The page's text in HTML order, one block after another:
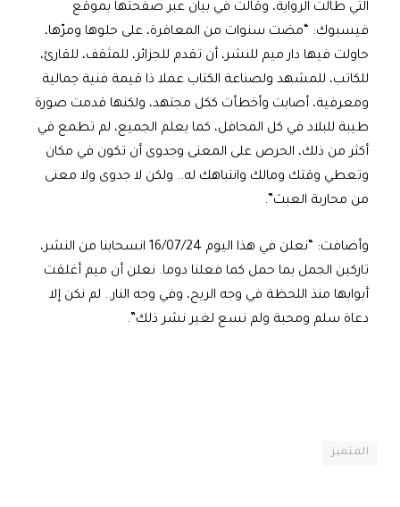
التي طالت الرواية، وقالت في بيان عبر صفحتها بموقع
فيسبوك: “مضت سنوات من المعافرة، على حلوها ومرّها،
حاولت فيها دار ميم للنشر، أن تقدم للجزائر، للمثقف، للقارئ،
للكاتب، للمشهد ولصناعة الكتاب عملا ذا قيمة فنية جمالية
ومعرفية، أصابت وأخطأت ككل مجتهد، ولكنها قدمت صورة
طيبة للبلاد في كل المحافل، كما يعلم الجميع، لم تطمع في
أكثر من ذلك، الحرص على المعنى وجدوى أن تكون في مكان
وتعطي وقتك ومالك وانتباهك له.. ولكن لا جدوى ولا معنى
من محاربة العبث”.
وأضافت: “نعلن في هذا اليوم 16/07/24 انسحابنا من النشر،
تاركين الجمل بما حمل كما فعلنا دوما. نعلن أن ميم أغلقت
أبوابها منذ اللحظة في وجه الريح، وفي وجه النار.. لم نكن إلا
دعاة سلم ومحبة ولم نسع لغير نشر ذلك”.
المتميز